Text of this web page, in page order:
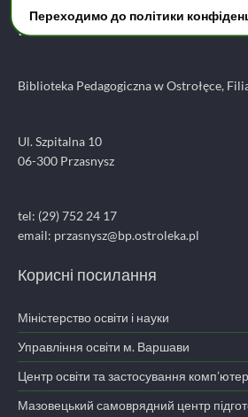
Kontakt:
Biblioteka Pedagogiczna w Ostrołęce,
Ul. Szpitalna 10
06-300 Przasnysz
tel: (29) 752 24 17
email: przasnysz@bp.ostroleka.pl
Корисні посилання
Міністерство освіти і науки
Управління освіти м. Варшави
Центр освіти та застосування
Мазовецький самоврядний центр
Переходимо до політики